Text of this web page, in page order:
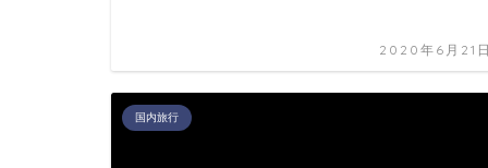
2020年6月21日
国内旅行